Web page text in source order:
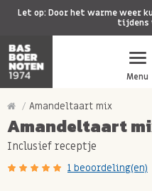
Let op: Door het warme weer
tijdens
Menu
Amandeltaart mix
Amandeltaart
Inclusief receptje
1 beoordeling(en)